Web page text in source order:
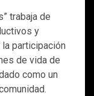
trabaja de
y
participación
de vida de
como un